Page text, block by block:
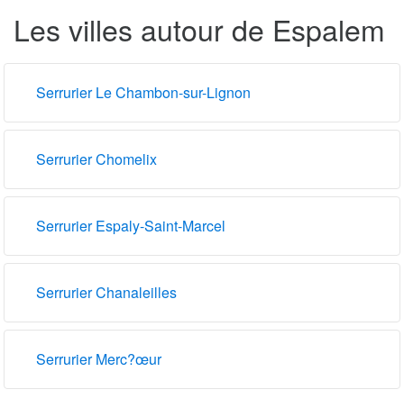
Les villes autour de Espalem
Serrurier Le Chambon-sur-Lignon
Serrurier Chomelix
Serrurier Espaly-Saint-Marcel
Serrurier Chanaleilles
Serrurier Merc?œur